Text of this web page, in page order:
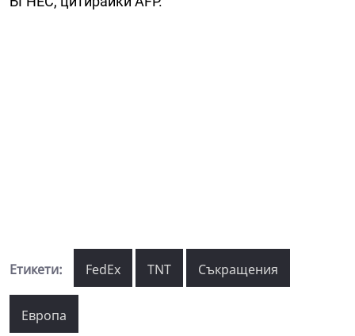
Етикети: FedEx TNT Съкращения
Европа